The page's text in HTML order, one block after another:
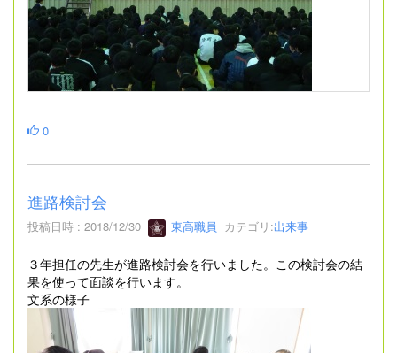
0
進路検討会
投稿日時 : 2018/12/30 東高職員 カテゴリ:出来事
３年担任の先生が進路検討会を行いました。この検討会の結
果を使って面談を行います。
文系の様子